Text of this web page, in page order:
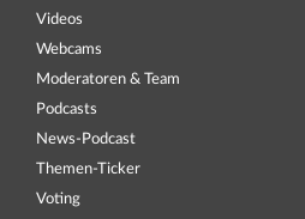
Videos
Webcams
Moderatoren & Team
Podcasts
News-Podcast
Themen-Ticker
Voting